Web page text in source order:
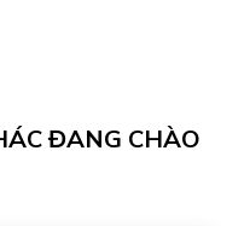
ĐANG CHÀO